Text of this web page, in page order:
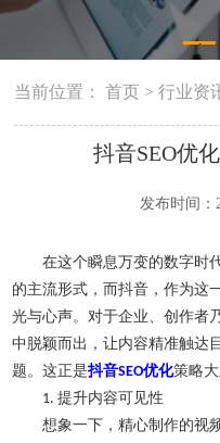
1
当前位置：首页 >行业资
抖音SEO优
发布时间：
在这个瞬息万变的数字时
的主流形式，而抖音，作为这
光与心声。对于企业、创作者
中脱颖而出，让内容精准触达
题。这正是抖音SEO优化策略大
1.提升内容可见性
想象一下，精心制作的视